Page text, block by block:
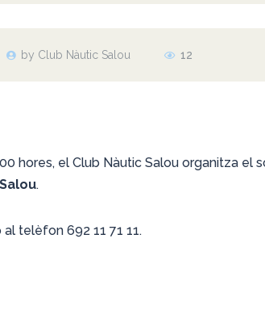
by Club Nàutic Salou 12
hores, el Club Nàutic Salou organitza el
.
telèfon 692 11 71 11.